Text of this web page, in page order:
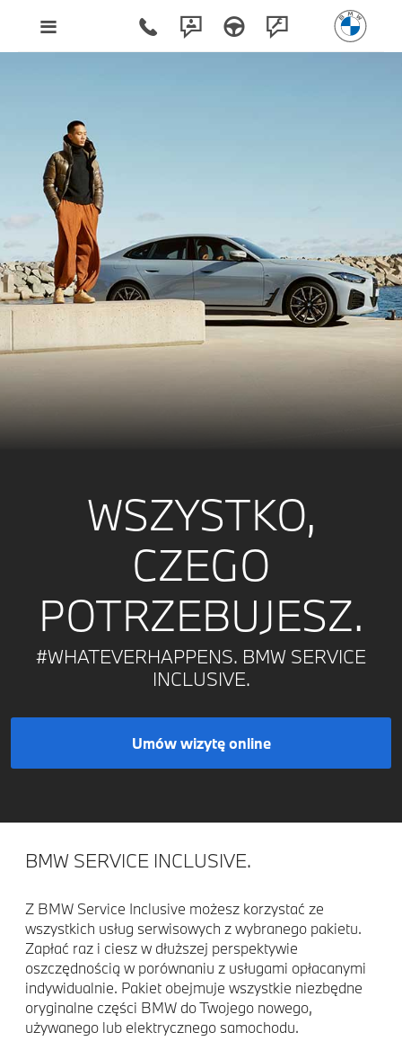
WSZYSTKO,
CZEGO
POTRZEBUJESZ.
#WHATEVERHAPPENS. BMW SERVICE
INCLUSIVE.
Umów wizytę online
BMW SERVICE INCLUSIVE.
Z BMW Service Inclusive możesz korzystać ze
wszystkich usług serwisowych z wybranego pakietu.
Zapłać raz i ciesz w dłuższej perspektywie
oszczędnością w porównaniu z usługami opłacanymi
indywidualnie. Pakiet obejmuje wszystkie niezbędne
oryginalne części BMW do Twojego nowego,
używanego lub elektrycznego samochodu.